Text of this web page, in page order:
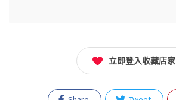
立即登入收藏店家